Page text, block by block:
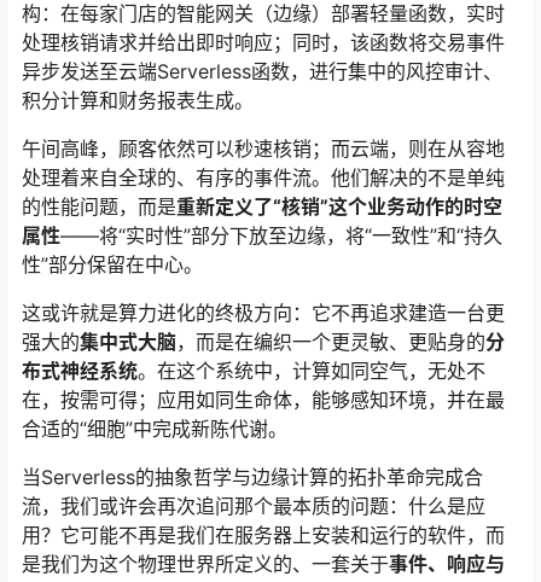
构：在每家门店的智能网关（边缘）部署轻量函数，实时
处理核销请求并给出即时响应；同时，该函数将交易事件
异步发送至云端Serverless函数，进行集中的风控审计、
积分计算和财务报表生成。
午间高峰，顾客依然可以秒速核销；而云端，则在从容地
处理着来自全球的、有序的事件流。他们解决的不是单纯
的性能问题，而是重新定义了“核销”这个业务动作的时空
属性——将“实时性”部分下放至边缘，将“一致性”和“持久
性”部分保留在中心。
这或许就是算力进化的终极方向：它不再追求建造一台更
强大的集中式大脑，而是在编织一个更灵敏、更贴身的分
布式神经系统。在这个系统中，计算如同空气，无处不
在，按需可得；应用如同生命体，能够感知环境，并在最
合适的“细胞”中完成新陈代谢。
当Serverless的抽象哲学与边缘计算的拓扑革命完成合
流，我们或许会再次追问那个最本质的问题：什么是应
用？它可能不再是我们在服务器上安装和运行的软件，而
是我们为这个物理世界所定义的、一套关于事件、响应与